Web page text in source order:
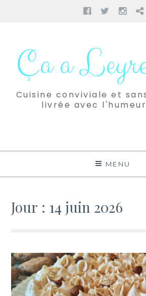
Facebook
Twitter
contenuÇa a
Cuisine conviviale et
livrée avec
MENU
Jour : 14 juin 2026